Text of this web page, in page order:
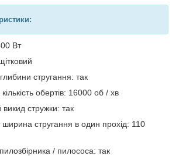
Вт
стругання: так
обертів: 16000 об / хв
стружки: так
стругання в один прохід: 110
/ пилососа: так